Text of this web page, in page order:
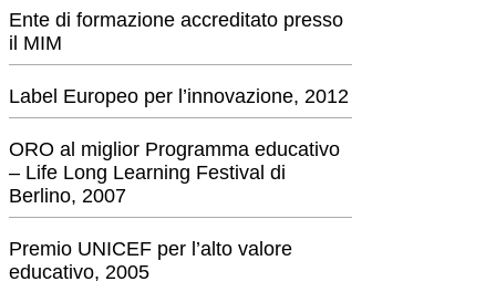
Ente di formazione accreditato presso
il MIM
Label Europeo per l’innovazione, 2012
ORO al miglior Programma educativo
– Life Long Learning Festival di
Berlino, 2007
Premio UNICEF per l’alto valore
educativo, 2005